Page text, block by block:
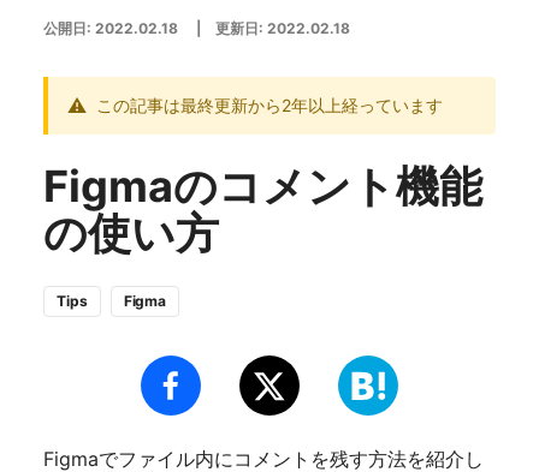
公開日: 2022.02.18 | 更新日: 2022.02.18
この記事は最終更新から2年以上経っています
Figmaのコメント機能
の使い方
Tips Figma
Figmaでファイル内にコメントを残す方法を紹介し